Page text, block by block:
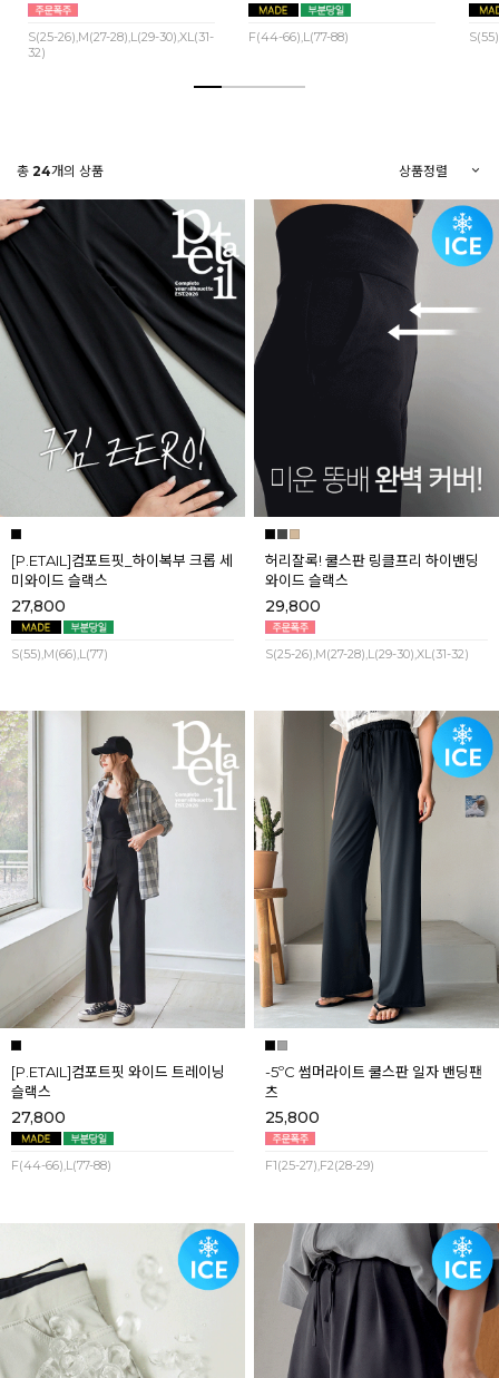
S(25-26),M(27-28),L(29-30),XL(31-
32)
F(44-66),L(77-88)
총 24개의 상품
[P.ETAIL]컴포트핏_하이복부 크롭 세
미와이드 슬랙스
27,800
S(55),M(66),L(77)
허리잘록! 쿨스판 링클프리 하이밴딩
와이드 슬랙스
29,800
S(25-26),M(27-28),L(29-30),XL(31-32)
[P.ETAIL]컴포트핏 와이드 트레이닝
슬랙스
27,800
F(44-66),L(77-88)
-5ºC 썸머라이트 쿨스판 일자 밴딩팬
츠
25,800
F1(25-27),F2(28-29)